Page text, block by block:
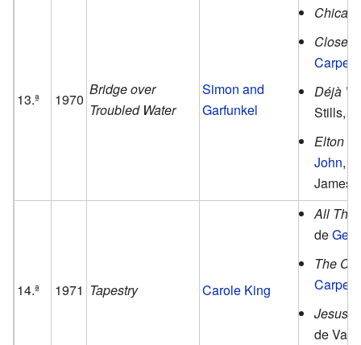
13.ª 1970
Bridge over
Troubled Water
Simon and
Garfunkel
Close
Déjà Vu
Stills,
Elton
John,
James
14.ª 1971 Tapestry Carole King
All
de
The
Jesus
de